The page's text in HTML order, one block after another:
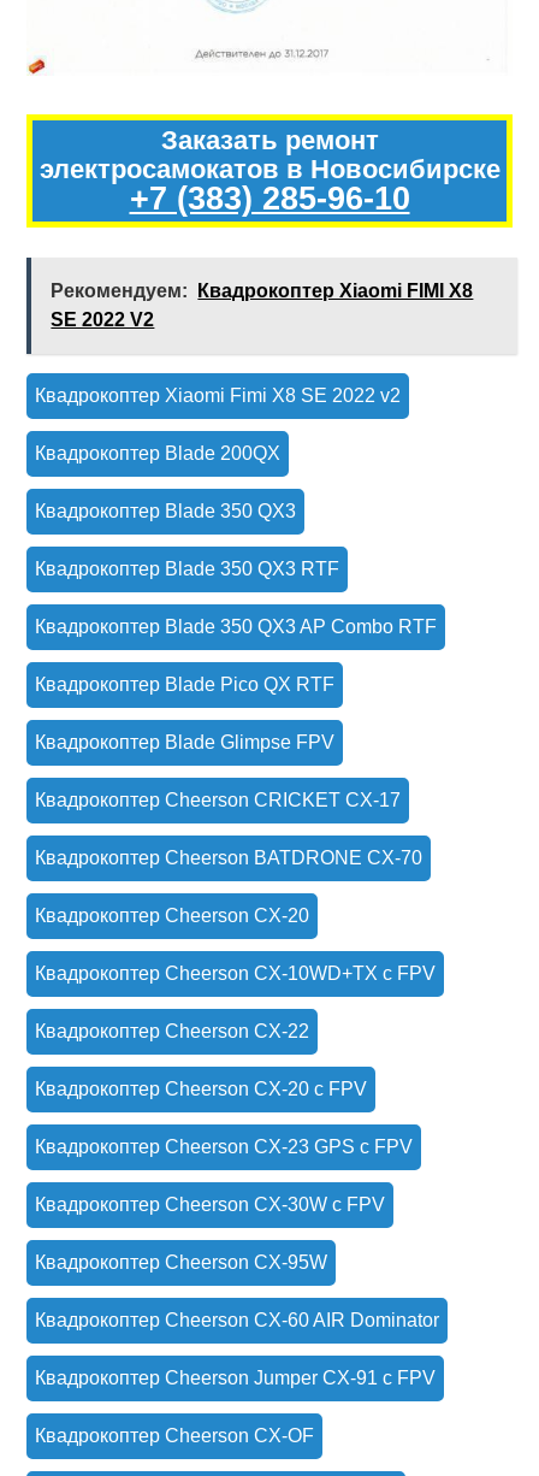
Заказать ремонт
электросамокатов в Новосибирске
+7 (383) 285-96-10
Рекомендуем:
Квадрокоптер Xiaomi FIMI X8
SE 2022 V2
Квадрокоптер Xiaomi Fimi X8 SE 2022 v2
Квадрокоптер Blade 200QX
Квадрокоптер Blade 350 QX3
Квадрокоптер Blade 350 QX3 RTF
Квадрокоптер Blade 350 QX3 AP Combo RTF
Квадрокоптер Blade Pico QX RTF
Квадрокоптер Blade Glimpse FPV
Квадрокоптер Cheerson CRICKET CX-17
Квадрокоптер Cheerson BATDRONE CX-70
Квадрокоптер Cheerson CX-20
Квадрокоптер Cheerson CX-10WD+TX с FPV
Квадрокоптер Cheerson CX-22
Квадрокоптер Cheerson CX-20 c FPV
Квадрокоптер Cheerson CX-23 GPS с FPV
Квадрокоптер Cheerson CX-30W с FPV
Квадрокоптер Cheerson CX-95W
Квадрокоптер Cheerson CX-60 AIR Dominator
Квадрокоптер Cheerson Jumper CX-91 с FPV
Квадрокоптер Cheerson CX-OF